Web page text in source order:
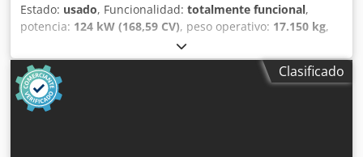
Estado: usado, Funcionalidad: totalmente funcional,
potencia: 124 kW (168,59 CV), peso operativo: 17.150 kg,
, horas de funcionamiento:
h, Equipamiento:aire acondicionado, hidráulica de
martillos, hidráulica de pinzas
, Caterpillar M316D
excavadora móvil Año de fabricación 2010 13.000 horas
17.150 kg Motor CAT de 6 cilindros y 124 kW Anchura de
Clasificado